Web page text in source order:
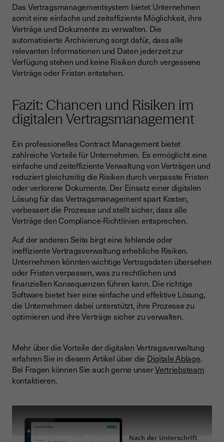
Das Vertragsmanagementsystem bietet Unternehmen
somit eine einfache und zeiteffiziente Möglichkeit, ihre
Verträge und Dokumente zu verwalten. Die
automatisierte Archivierung sorgt dafür, dass alle
relevanten Informationen und Daten jederzeit zur
Verfügung stehen und keine Risiken durch vergessene
Verträge oder Fristen entstehen.
Fazit: Chancen und Risiken im
digitalen Vertragsmanagement
Ein professionelles Contract Management bietet
zahlreiche Vorteile für Unternehmen. Es ermöglicht eine
einfache und zeiteffiziente Verwaltung von Verträgen und
reduziert gleichzeitig die Risiken durch verpasste Fristen
oder verlorene Dokumente. Der Einsatz einer digitalen
Lösung für das Vertragsmanagement spart Kosten,
verbessert die Prozesse und stellt sicher, dass alle
Verträge den Compliance-Richtlinien entsprechen.
Auf der anderen Seite birgt eine fehlende oder
ineffiziente Vertragsverwaltung erhebliche Risiken.
Unternehmen könnten wichtige Vertragsdaten übersehen
oder Fristen verpassen, was zu rechtlichen und
finanziellen Konsequenzen führen kann. Die richtige
Software bietet hier eine einfache und effektive Lösung,
die Unternehmen dabei unterstützt, ihre Prozesse zu
optimieren und ihre Verträge sicher zu verwalten.
Mehr über die Vorteile der digitalen Vertragsverwaltung
erfahren Sie in diesem Artikel über die Digitale Ablage.
Bei Fragen können Sie auch gerne unserVertriebsteam
kontaktieren.